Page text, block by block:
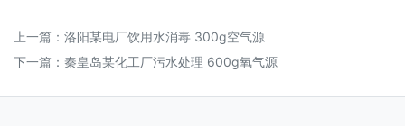
上一篇： 洛阳某电厂饮用水消毒 300g空气源
下一篇： 秦皇岛某化工厂污水处理 600g氧气源